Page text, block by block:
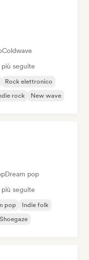
Coldwave
seguite
Rock elettronico
rock New wave
Dream pop
seguite
pop
Indie folk
Shoegaze